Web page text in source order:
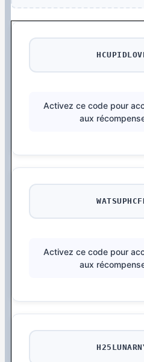
Activez ce code pour
aux
Activez ce code pour
aux